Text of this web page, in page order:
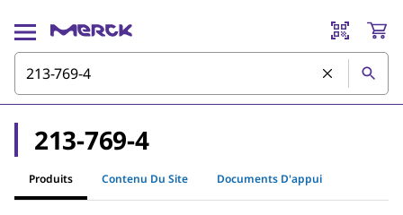
213-769-4
Produits Contenu Du Site Documents D'appui